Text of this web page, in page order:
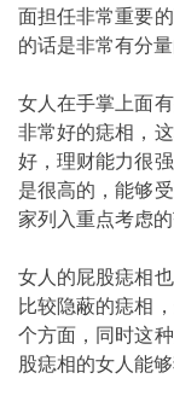
面担任非常重要
的话是非常有分量
女人在手掌上面
非常好的痣相，
好，理财能力很
是很高的，能够
家列入重点考虑的
女人的屁股痣相
比较隐蔽的痣相
个方面，同时这
股痣相的女人能